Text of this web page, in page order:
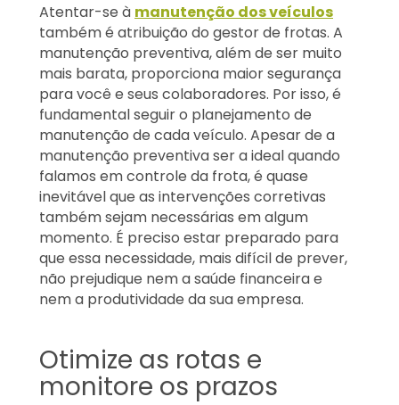
Atentar-se à manutenção dos veículos
também é atribuição do gestor de frotas. A
manutenção preventiva, além de ser muito
mais barata, proporciona maior segurança
para você e seus colaboradores. Por isso, é
fundamental seguir o planejamento de
manutenção de cada veículo. Apesar de a
manutenção preventiva ser a ideal quando
falamos em controle da frota, é quase
inevitável que as intervenções corretivas
também sejam necessárias em algum
momento. É preciso estar preparado para
que essa necessidade, mais difícil de prever,
não prejudique nem a saúde financeira e
nem a produtividade da sua empresa.
Otimize as rotas e
monitore os prazos